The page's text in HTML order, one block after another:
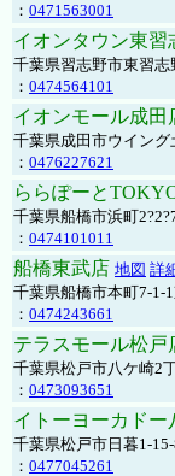
： 0471563001
イオンタウン東習
千葉県習志野市東習志
： 0474564101
イオンモール成田
千葉県成田市ウイン
： 0476227621
ららぽーと
千葉県船橋市浜町
： 0474101011
船橋東武店 地図 詳
千葉県船橋市本町7-1-
： 0474243661
テラスモール松戸
千葉県松戸市八ケ崎2
： 0473093651
イトーヨーカドー
千葉県松戸市日暮1-
： 0477045261